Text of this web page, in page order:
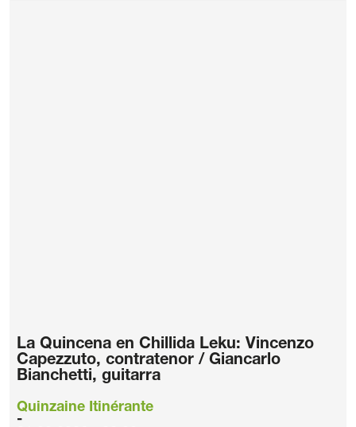
La Quincena en Chillida Leku: Vincenzo
Capezzuto, contratenor / Giancarlo
Bianchetti, guitarra
Quinzaine Itinérante